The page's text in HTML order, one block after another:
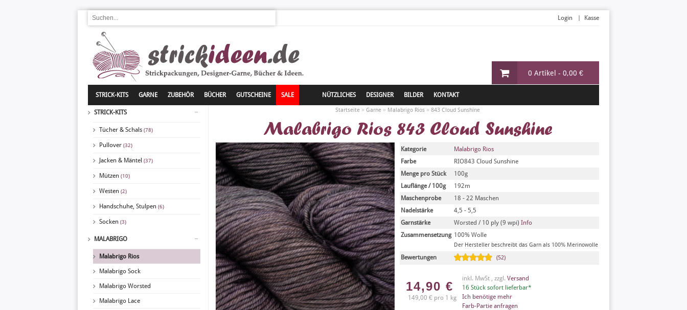
0 Artikel - 0,00 €
Login Kasse
STRICK-KITS GARNE ZUBEHÖR BÜCHER GUTSCHEINE SALE NÜTZLICHES DESIGNER BILDER KONTAKT
STRICK-KITS
Tücher & Schals (78)
Pullover (32)
Jacken & Mäntel (37)
Mützen (10)
Westen (2)
Handschuhe, Stulpen (6)
Socken (3)
MALABRIGO
Malabrigo Rios
Malabrigo Sock
Malabrigo Worsted
Malabrigo Lace
Startseite» Garne» Malabrigo Rios» 843 Cloud Sunshine
Malabrigo Rios 843 Cloud Sunshine
Kategorie
Malabrigo Rios
Farbe
RIO843 Cloud Sunshine
Menge pro Stück
100g
Lauflänge / 100g
192m
Maschenprobe
18 - 22 Maschen
Nadelstärke
4,5 - 5,5
Garnstärke
Worsted / 10 ply (9 wpi) Info
Zusammensetzung 100% Wolle
Der Hersteller beschreibt das Garn als 100% Merinowolle
Bewertungen (52)
14,90 €
149,00 € pro 1 kg
inkl. MwSt , zzgl. Versand
16 Stück sofort lieferbar*
Ich benötige mehr
Farb-Partie anfragen